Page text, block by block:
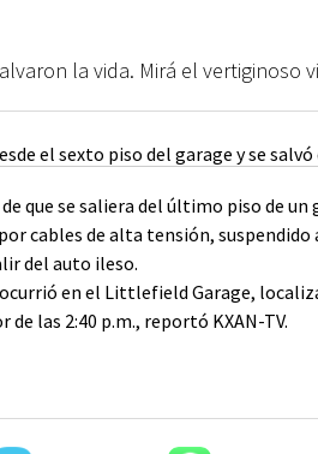
la vida. Mirá el vertiginoso
que se saliera del último piso de un
cables de alta tensión, suspendido
del auto ileso.
en el Littlefield Garage,
las 2:40 p.m., reportó KXAN-TV.